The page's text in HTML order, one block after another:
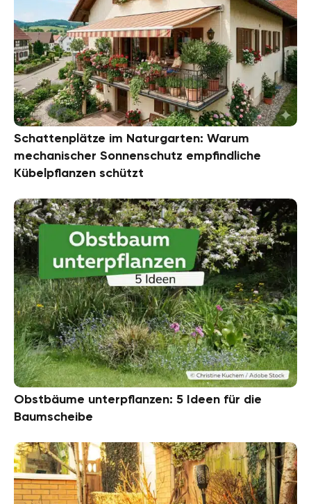
Schattenplätze im Naturgarten: Warum
mechanischer Sonnenschutz empfindliche
Kübelpflanzen schützt
Obstbäume unterpflanzen: 5 Ideen für die
Baumscheibe